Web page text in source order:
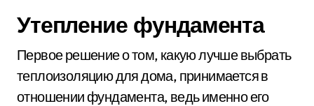
Утепление фундамента
Первое решение о том, какую лучше выбрать
теплоизоляцию для дома, принимается в
отношении фундамента, ведь именно его